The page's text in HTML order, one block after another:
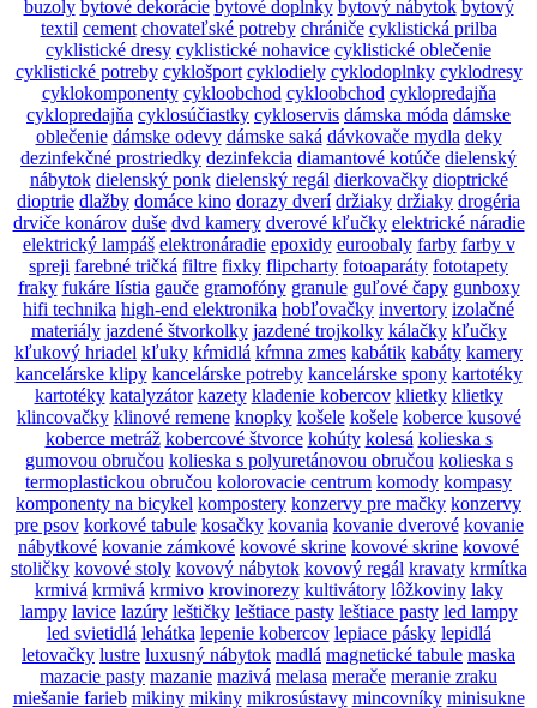
buzoly bytové dekorácie bytové doplnky bytový nábytok bytový
textil cement chovateľské potreby chrániče cyklistická prilba
cyklistické dresy cyklistické nohavice cyklistické oblečenie
cyklistické potreby cyklošport cyklodiely cyklodoplnky cyklodresy
cyklokomponenty cykloobchod cykloobchod cyklopredajňa
cyklopredajňa cyklosúčiastky cykloservis dámska móda dámske
oblečenie dámske odevy dámske saká dávkovače mydla deky
dezinfekčné prostriedky dezinfekcia diamantové kotúče dielenský
nábytok dielenský ponk dielenský regál dierkovačky dioptrické
dioptrie dlažby domáce kino dorazy dverí držiaky držiaky drogéria
drviče konárov duše dvd kamery dverové kľučky elektrické náradie
elektrický lampáš elektronáradie epoxidy euroobaly farby farby v
spreji farebné tričká filtre fixky flipcharty fotoaparáty fototapety
fraky fukáre lístia gauče gramofóny granule guľové čapy gunboxy
hifi technika high-end elektronika hobľovačky invertory izolačné
materiály jazdené štvorkolky jazdené trojkolky kálačky kľučky
kľukový hriadel kľuky kŕmidlá kŕmna zmes kabátik kabáty kamery
kancelárske klipy kancelárske potreby kancelárske spony kartotéky
kartotéky katalyzátor kazety kladenie kobercov klietky klietky
klincovačky klinové remene knopky košele košele koberce kusové
koberce metráž kobercové štvorce kohúty kolesá kolieska s
gumovou obručou kolieska s polyuretánovou obručou kolieska s
termoplastickou obručou kolorovacie centrum komody kompasy
komponenty na bicykel kompostery konzervy pre mačky konzervy
pre psov korkové tabule kosačky kovania kovanie dverové kovanie
nábytkové kovanie zámkové kovové skrine kovové skrine kovové
stoličky kovové stoly kovový nábytok kovový regál kravaty krmítka
krmivá krmivá krmivo krovinorezy kultivátory lôžkoviny laky
lampy lavice lazúry leštičky leštiace pasty leštiace pasty led lampy
led svietidlá lehátka lepenie kobercov lepiace pásky lepidlá
letovačky lustre luxusný nábytok madlá magnetické tabule maska
mazacie pasty mazanie mazivá melasa merače meranie zraku
miešanie farieb mikiny mikiny mikrosústavy mincovníky minisukne